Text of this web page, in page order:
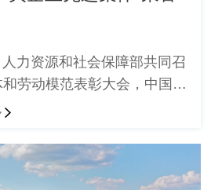
力资源和社会保障部共同召
劳动模范表彰大会，中国电
集体”荣誉称号。